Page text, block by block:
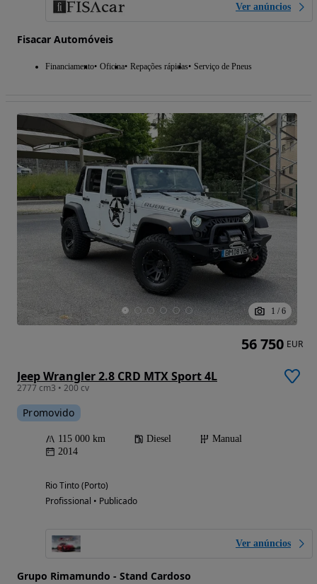
Ver anúncios
Fisacar Automóveis
Financiamento Oficina Repações rápidas Serviço de Pneus
1 / 6
Jeep Wrangler 2.8 CRD MTX Sport 4L
2777 cm3 • 200 cv
Promovido
115 000 km Diesel
Manual
2014
Rio Tinto (Porto)
Profissional • Publicado
Ver anúncios
Grupo Rimamundo - Stand Cardoso
56 750 EUR